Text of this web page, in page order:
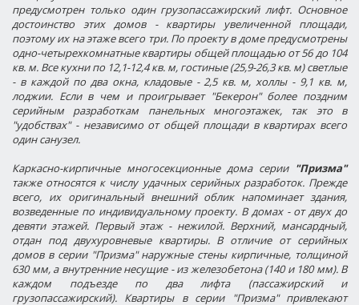
предусмотрен только один грузопассажирский лифт. Основное
достоинство этих домов - квартиры увеличенной площади,
поэтому их на этаже всего три. По проекту в доме предусмотрены
одно-четырехкомнатные квартиры общей площадью от 56 до 104
кв. м. Все кухни по 12,1-12,4 кв. м, гостиные (25,9-26,3 кв. м) светлые
- в каждой по два окна, кладовые - 2,5 кв. м, холлы - 9,1 кв. м,
лоджии. Если в чем и проигрывает "Бекерон" более поздним
серийным разработкам панельных многоэтажек, так это в
"удобствах" - независимо от общей площади в квартирах всего
один санузел.
Каркасно-кирпичные многосекционные дома серии "Призма"
также относятся к числу удачных серийных разработок. Прежде
всего, их оригинальный внешний облик напоминает здания,
возведенные по индивидуальному проекту. В домах - от двух до
девяти этажей. Первый этаж - нежилой. Верхний, мансардный,
отдан под двухуровневые квартиры. В отличие от серийных
домов в серии "Призма" наружные стены кирпичные, толщиной
630 мм, а внутренние несущие - из железобетона (140 и 180 мм). В
каждом подъезде по два лифта (пассажирский и
грузопассажирский). Квартиры в серии "Призма" привлекают